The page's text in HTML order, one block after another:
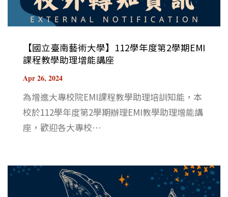
【國立臺南藝術大學】112學年度第2學期EMI
課程教學助理增能講座
Apr 26, 2024
為增進大專校院EMI課程教學助理培訓知能，本
校於112學年度第2學期辦理EMI教學助理增能講
座，歡迎各大專校⋯